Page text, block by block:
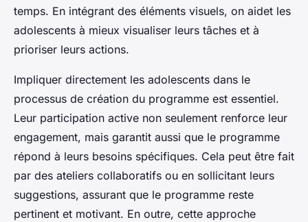
temps. En intégrant des éléments visuels, on aidet les
adolescents à mieux visualiser leurs tâches et à
prioriser leurs actions.
Impliquer directement les adolescents dans le
processus de création du programme est essentiel.
Leur participation active non seulement renforce leur
engagement, mais garantit aussi que le programme
répond à leurs besoins spécifiques. Cela peut être fait
par des ateliers collaboratifs ou en sollicitant leurs
suggestions, assurant que le programme reste
pertinent et motivant. En outre, cette approche